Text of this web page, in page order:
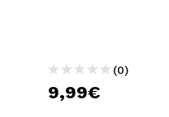
(0)
9,99€